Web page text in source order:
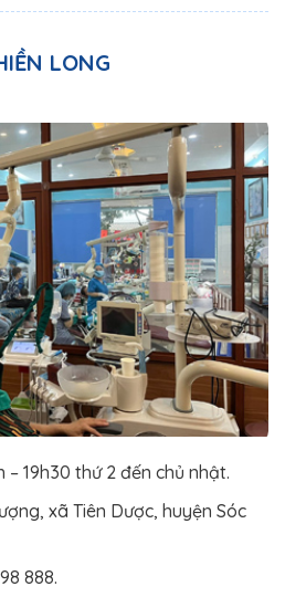
LONG
– 19h30 thứ 2 đến chủ nhật.
xã Tiên Dược, huyện Sóc
888.